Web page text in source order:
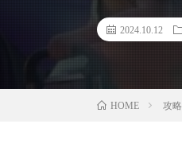
2024.10.12
HOME 攻略